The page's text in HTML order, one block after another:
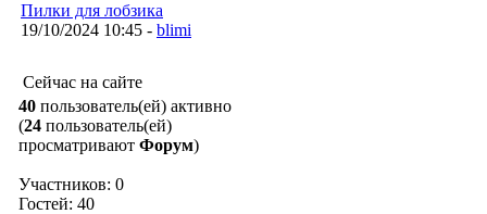
Пилки для лобзика
19/10/2024 10:45 - blimi
Сейчас на сайте
40 пользователь(ей) активно
(24 пользователь(ей)
просматривают Форум)
Участников: 0
Гостей: 40